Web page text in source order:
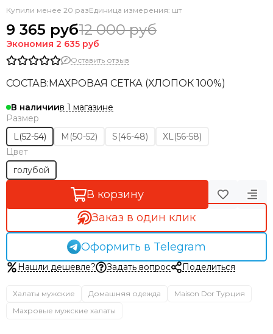
Купили менее 20 разЕдиница измерения: шт
9 365 руб12 000 руб
Экономия 2 635 руб
Оставить отзыв
СОСТАВ:МАХРОВАЯ СЕТКА (ХЛОПОК 100%)
В наличиив 1 магазине
Размер
L(52-54)
M(50-52) S(46-48)
XL(56-58)
Цвет
голубой
В корзину
Заказ в один клик
Оформить в Telegram
Нашли дешевле? Задать вопрос Поделиться
Халаты мужские Домашняя одежда
Maison Dor Турция
Махровые мужские халаты